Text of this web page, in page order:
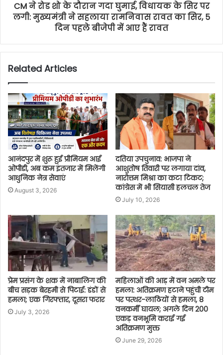
CM ने रोड शो के दौरान गदा घुमाई, विधायक के सिर पर
लगी: मुख्यमंत्री ने सहलाया रामनिवास रावत का सिर, 5
दिन पहले बीजेपी में आए हैं रावत
Related Articles
आनंदपुर में शुरू हुई प्रीमियम आई
ओपीडी, अब कम इंतजार में मिलेंगी
आधुनिक नेत्र सेवाएं
August 3, 2026
दतिया उपचुनाव: भाजपा ने
आशुतोष तिवारी पर लगाया दांव,
नारोत्तम मिश्रा का कटा टिकट;
कांग्रेस में भी सियासी हलचल तेज
July 10, 2026
प्रेम प्रसंग के शक में नाबालिग की
बीच सड़क बेरहमी से पिटाई: डंडों से
हमला; एक गिरफ्तार, दूसरा फरार
July 3, 2026
महिलाओं की आड़ में वन अमले पर
हमला: अतिक्रमण हटाने पहुंची टीम
पर पत्थर-लाठियों से हमला, 8
वनकर्मी घायल; अगले दिन 200
एकड़ वनभूमि कराई गई
अतिक्रमण मुक्त
June 29, 2026